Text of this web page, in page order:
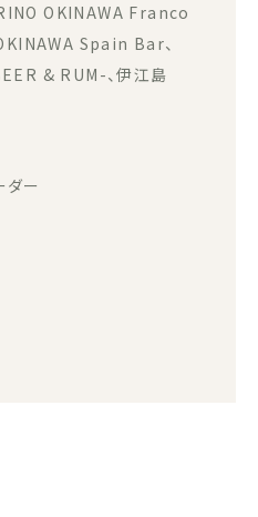
OKINAWA Franco
Spain Bar、
& RUM-、伊江島
ダー